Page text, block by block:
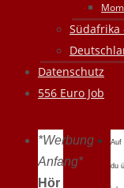
Südafrika
Datenschutz
556 Euro Job
*Werbung
Anfang*
Hör
Auf
du